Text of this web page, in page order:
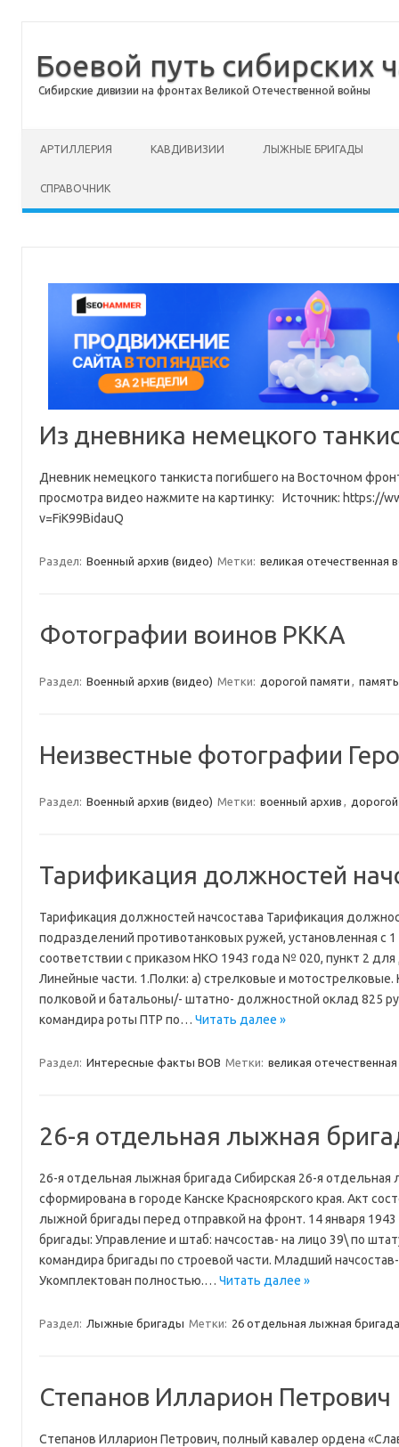
Боевой путь сибирских
Сибирские дивизии на фронтах Великой Отечественной войны
АРТИЛЛЕРИЯ КАВДИВИЗИИ ЛЫЖНЫЕ БРИГАДЫ
СПРАВОЧНИК
Из дневника немецкого
Дневник немецкого танкиста погибшего на Восточном
просмотра видео нажмите на картинку: Источник: https://
v=FiK99BidauQ
Раздел: Военный архив (видео) Метки: великая отечественная
Фотографии воинов РККА
Раздел: Военный архив (видео) Метки: дорогой памяти ,
Неизвестные фотографии
Раздел: Военный архив (видео) Метки: военный архив ,
Тарификация должностей
Тарификация должностей начсостава Тарификация
подразделений противотанковых ружей, установленная с 1
соответствии с приказом НКО 1943 года № 020, пункт 2
Линейные части. 1.Полки: а) стрелковые и
полковой и батальоны/- штатно- должностной оклад 825
командира роты ПТР по… Читать далее »
Раздел: Интересные факты ВОВ Метки: великая
26-я отдельная лыжная
26-я отдельная лыжная бригада Сибирская 26-я отдельная
сформирована в городе Канске Красноярского края. Акт
лыжной бригады перед отправкой на фронт. 14 января
бригады: Управление и штаб: начсостав- на лицо 39\ по
командира бригады по строевой части. Младший
Укомплектован полностью.… Читать далее »
Раздел: Лыжные бригады Метки: 26 отдельная лыжная бригада
Степанов Илларион Петрович
Степанов Илларион Петрович, полный кавалер ордена